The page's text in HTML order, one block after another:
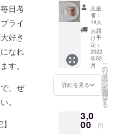
日考
ライ
好き
なれ
す。
、ぜ
。
前を記
載くだ
さい。
礼の
メー
ル」を
お送り
いたし
ます】
※備考欄
にご支
援者様
前を記
載くだ
ドファ
ンディ
ングの
挑戦に
ご賛同
くださ
りあり
がとう
ござい
ます。
ご支援1
トート
バッグ1
個とド
支援1口
につ
き、託
児利用
（紙）
を10枚
ご用意
し、10
人のマ
マ達が
ます。
カフェ
ご利用
わせ
セッ
ト】
【感謝
を込め
て「お
礼の
メー
ル」を
お送り
いたし
ます】
初めて
ウド
ファン
ディン
支援
者：
14人
お届
け予
定：
2022
年02
月
詳細を見る
こ
の
リ
タ
ー
ン
を
選
択
す
る
3,0
00 円